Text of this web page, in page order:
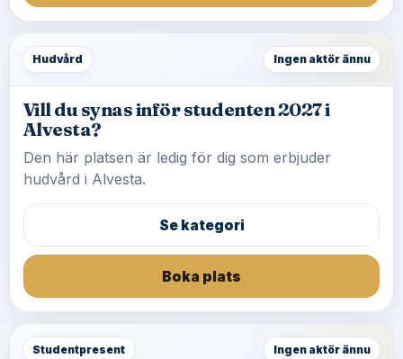
Hudvård Ingen aktör ännu
Vill du synas inför studenten 2027 i
Alvesta?
Den här platsen är ledig för dig som erbjuder
hudvård i Alvesta.
Se kategori
Boka plats
Studentpresent Ingen aktör ännu